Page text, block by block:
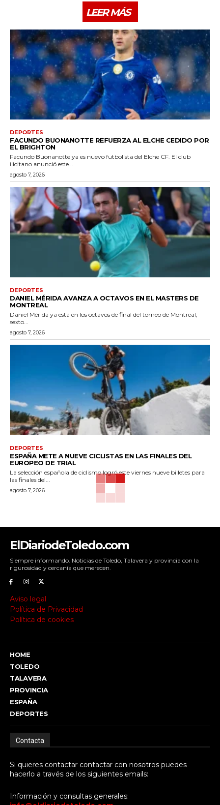
LEER MÁS
DEPORTES
FACUNDO BUONANOTTE REFUERZA AL ELCHE CEDIDO POR
EL BRIGHTON
Facundo Buonanotte ya es nuevo futbolista del Elche CF. El club
ilicitano anunció este...
agosto 7, 2026
DEPORTES
DANIEL MÉRIDA AVANZA A OCTAVOS EN EL MASTERS DE
MONTREAL
Daniel Mérida ya está en los octavos de final del torneo de Montreal,
sexto...
agosto 7, 2026
DEPORTES
ESPAÑA METE A NUEVE CICLISTAS EN LAS FINALES DEL
EUROPEO DE TRIAL
La selección española de ciclismo logró este viernes nueve billetes para
las finales del...
agosto 7, 2026
ElDiariodeToledo.com
Siempre informando. Noticias de Toledo, Talavera y provincia con la
rigurosidad y cercanía que merecen.
Aviso legal
Política de Privacidad
Política de cookies
HOME
TOLEDO
TALAVERA
PROVINCIA
ESPAÑA
DEPORTES
Contacta
Si quieres contactar contactar con nosotros puedes
hacerlo a través de los siguientes emails:
Información y consultas generales: